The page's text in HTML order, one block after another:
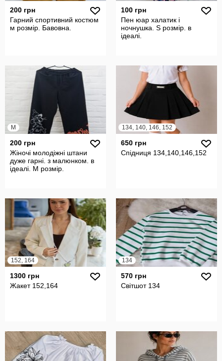
200 грн
Гарний спортивний костюм
м розмір. Бавовна.
100 грн
Пен юар халатик і
ночнушка. S розмір. в
ідеалі.
M
200 грн
Жіночі молодіжні штани
дуже гарні. з малюнком. в
ідеалі. М розмір.
134, 140, 146, 152
650 грн
Спідниця 134,140,146,152
152, 164
1300 грн
Жакет 152,164
134
570 грн
Світшот 134